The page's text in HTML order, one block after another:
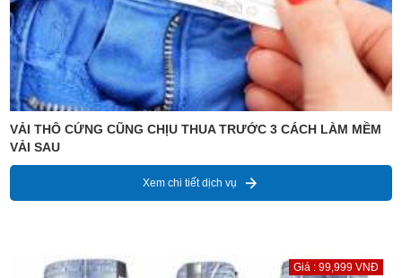
VẢI THÔ CỨNG CŨNG CHỊU THUA TRƯỚC 3 CÁCH LÀM MỀM
VẢI SAU
Xem chi tiết dịch vụ
Giá : 99,999 VNĐ